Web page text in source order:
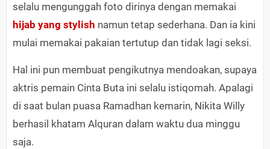
selalu mengunggah foto dirinya dengan memakai
hijab yang stylish namun tetap sederhana. Dan ia kini
mulai memakai pakaian tertutup dan tidak lagi seksi.
Hal ini pun membuat pengikutnya mendoakan, supaya
aktris pemain Cinta Buta ini selalu istiqomah. Apalagi
di saat bulan puasa Ramadhan kemarin, Nikita Willy
berhasil khatam Alquran dalam waktu dua minggu
saja.